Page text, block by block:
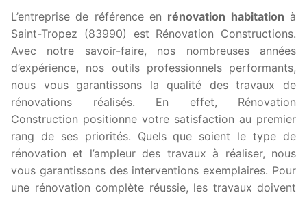
L’entreprise de référence en rénovation habitation à
Saint-Tropez (83990) est Rénovation Constructions.
Avec notre savoir-faire, nos nombreuses années
d’expérience, nos outils professionnels performants,
nous vous garantissons la qualité des travaux de
rénovations réalisés. En effet, Rénovation
Construction positionne votre satisfaction au premier
rang de ses priorités. Quels que soient le type de
rénovation et l’ampleur des travaux à réaliser, nous
vous garantissons des interventions exemplaires. Pour
une rénovation complète réussie, les travaux doivent